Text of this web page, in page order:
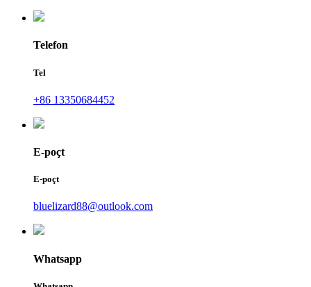
Telefon
Tel
+86 13350684452
E-poçt
E-poçt
bluelizard88@outlook.com
Whatsapp